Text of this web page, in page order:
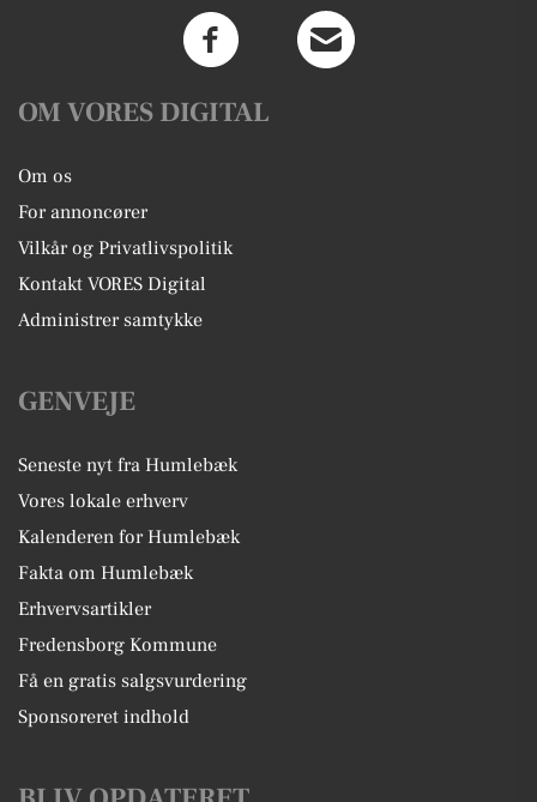
OM VORES DIGITAL
Om os
For annoncører
Vilkår og Privatlivspolitik
Kontakt VORES Digital
Administrer samtykke
GENVEJE
Seneste nyt fra Humlebæk
Vores lokale erhverv
Kalenderen for Humlebæk
Fakta om Humlebæk
Erhvervsartikler
Fredensborg Kommune
Få en gratis salgsvurdering
Sponsoreret indhold